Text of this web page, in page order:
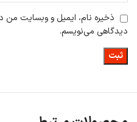
ذخیره نام، ایمیل و وبسایت من
دیدگاهی می‌نویسم.